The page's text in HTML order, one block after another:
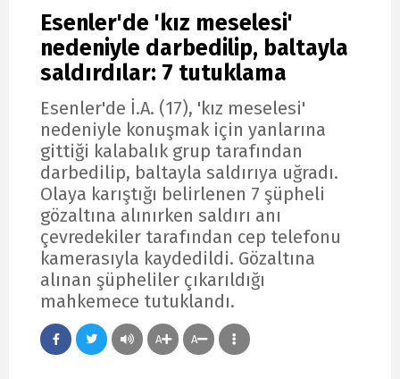
Esenler'de 'kız meselesi'
nedeniyle darbedilip, baltayla
saldırdılar: 7 tutuklama
Esenler'de İ.A. (17), 'kız meselesi'
nedeniyle konuşmak için yanlarına
gittiği kalabalık grup tarafından
darbedilip, baltayla saldırıya uğradı.
Olaya karıştığı belirlenen 7 şüpheli
gözaltına alınırken saldırı anı
çevredekiler tarafından cep telefonu
kamerasıyla kaydedildi. Gözaltına
alınan şüpheliler çıkarıldığı
mahkemece tutuklandı.
A A